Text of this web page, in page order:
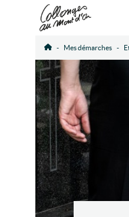
Mes démarches